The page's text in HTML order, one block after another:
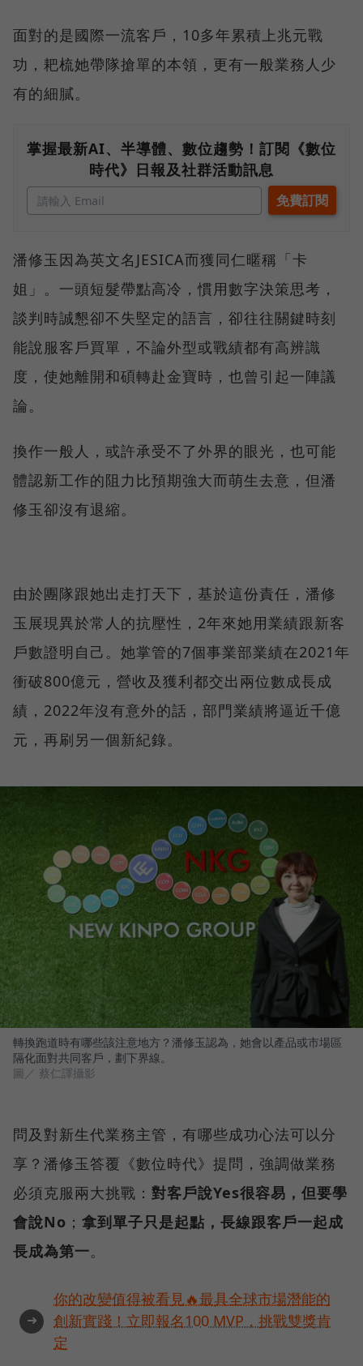
面對的是國際一流客戶，10多年累積上兆元戰
功，耙梳她帶隊搶單的本領，更有一般業務人少
有的細膩。
掌握最新AI、半導體、數位趨勢！訂閱《數位
時代》日報及社群活動訊息
潘修玉因為英文名JESICA而獲同仁暱稱「卡
姐」。一頭短髮帶點高冷，慣用數字決策思考，
談判時誠懇卻不失堅定的語言，卻往往關鍵時刻
能說服客戶買單，不論外型或戰績都有高辨識
度，使她離開和碩轉赴金寶時，也曾引起一陣議
論。
換作一般人，或許承受不了外界的眼光，也可能
體認新工作的阻力比預期強大而萌生去意，但潘
修玉卻沒有退縮。
由於團隊跟她出走打天下，基於這份責任，潘修
玉展現異於常人的抗壓性，2年來她用業績跟新客
戶數證明自己。她掌管的7個事業部業績在2021年
衝破800億元，營收及獲利都交出兩位數成長成
績，2022年沒有意外的話，部門業績將逼近千億
元，再刷另一個新紀錄。
轉換跑道時有哪些該注意地方？潘修玉認為，她會以產品或市場區
隔化面對共同客戶，劃下界線。
圖／ 蔡仁譯攝影
問及對新生代業務主管，有哪些成功心法可以分
享？潘修玉答覆《數位時代》提問，強調做業務
必須克服兩大挑戰： 對客戶說Yes很容易，但要學
會說No ； 拿到單子只是起點，長線跟客戶一起成
長成為第一。
➜
你的改變值得被看見🔥最具全球市場潛能的
創新實踐！立即報名100 MVP，挑戰雙獎肯
定